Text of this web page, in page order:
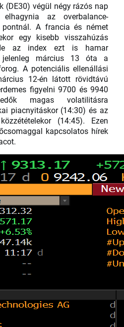
(DE30) végül négy rázós nap
az overbalance-
pontnál. A francia és német
egy kisebb visszahúzás
az index ezt is hamar
március 13 óta a
A potenciális ellenállási
12-én látott rövidtávú
figyelni 9700 és 9940
magas volatilitásra
piacnyitáskor (14:30) és az
(14:45). Ezen
kapcsolatos hírek